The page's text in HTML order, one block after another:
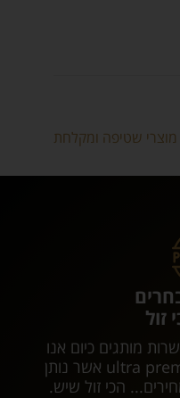
מוצרי שטיפה ומקלחת
זול
מותגים כיום אנו
משווקים אך ורק מוצרי ultra premium אשר נותן
הכי זול שיש.